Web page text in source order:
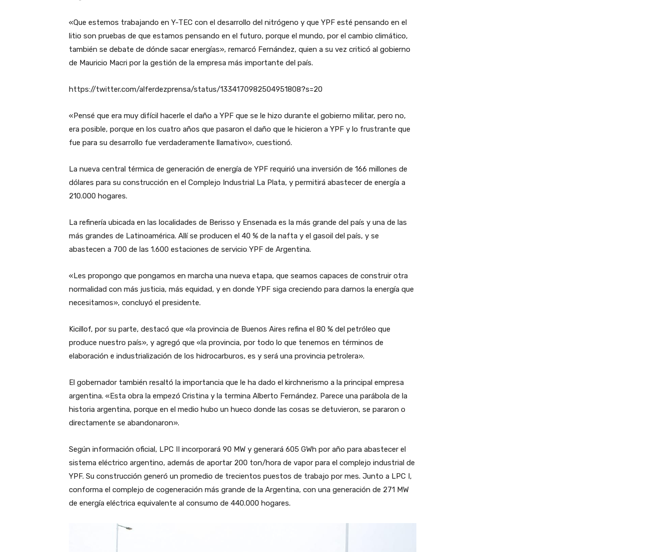
«Que estemos trabajando en Y-TEC con el desarrollo del nitrógeno y que YPF esté pensando en el
litio son pruebas de que estamos pensando en el futuro, porque el mundo, por el cambio climático,
también se debate de dónde sacar energías», remarcó Fernández, quien a su vez criticó al gobierno
de Mauricio Macri por la gestión de la empresa más importante del país.
https://twitter.com/alferdezprensa/status/1334170982504951808?s=20
«Pensé que era muy difícil hacerle el daño a YPF que se le hizo durante el gobierno militar, pero no,
era posible, porque en los cuatro años que pasaron el daño que le hicieron a YPF y lo frustrante que
fue para su desarrollo fue verdaderamente llamativo», cuestionó.
La nueva central térmica de generación de energía de YPF requirió una inversión de 166 millones de
dólares para su construcción en el Complejo Industrial La Plata, y permitirá abastecer de energía a
210.000 hogares.
La refinería ubicada en las localidades de Berisso y Ensenada es la más grande del país y una de las
más grandes de Latinoamérica. Allí se producen el 40 % de la nafta y el gasoil del país, y se
abastecen a 700 de las 1.600 estaciones de servicio YPF de Argentina.
«Les propongo que pongamos en marcha una nueva etapa, que seamos capaces de construir otra
normalidad con más justicia, más equidad, y en donde YPF siga creciendo para darnos la energía que
necesitamos», concluyó el presidente.
Kicillof, por su parte, destacó que «la provincia de Buenos Aires refina el 80 % del petróleo que
produce nuestro país», y agregó que «la provincia, por todo lo que tenemos en términos de
elaboración e industrialización de los hidrocarburos, es y será una provincia petrolera».
El gobernador también resaltó la importancia que le ha dado el kirchnerismo a la principal empresa
argentina. «Esta obra la empezó Cristina y la termina Alberto Fernández. Parece una parábola de la
historia argentina, porque en el medio hubo un hueco donde las cosas se detuvieron, se pararon o
directamente se abandonaron».
Según información oficial, LPC II incorporará 90 MW y generará 605 GWh por año para abastecer el
sistema eléctrico argentino, además de aportar 200 ton/hora de vapor para el complejo industrial de
YPF. Su construcción generó un promedio de trecientos puestos de trabajo por mes. Junto a LPC I,
conforma el complejo de cogeneración más grande de la Argentina, con una generación de 271 MW
de energía eléctrica equivalente al consumo de 440.000 hogares.